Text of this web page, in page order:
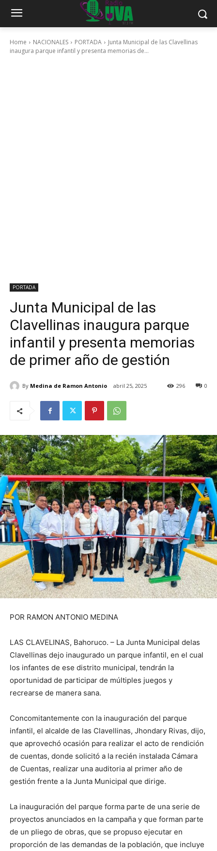
Home NACIONALES PORTADA
Junta Municipal de las Clavellinas
inaugura parque infantil y presenta memorias de...
PORTADA
Junta Municipal de las
Clavellinas inaugura parque
infantil y presenta memorias
de primer año de gestión
By Medina de Ramon Antonio abril 25, 2025 0
296
POR RAMON ANTONIO MEDINA
LAS CLAVELINAS, Bahoruco. – La Junta Municipal delas
Clavellinas dejo inaugurado un parque infantil, en el cual
los infantes de ese distrito municipal, tendrán la
oportunidad de participar de múltiples juegos y
recrearse de manera sana.
Concomitantemente con la inauguración del parque
infantil, el alcalde de las Clavellinas, Jhondary Rivas, dijo,
que aprovechó ocasión para realizar el acto de rendición
de cuentas, donde solicitó a la recién instalada Cámara
de Cuentas, realizar una auditoria al primer año de
gestión frente a la Junta Municipal que dirige.
La inauguración del parque forma parte de una serie de
proyectos anunciados en la campaña y que forman parte
de un pliego de obras, que se propuso ejecutar en
proporción de las demandas de la población, que incluye